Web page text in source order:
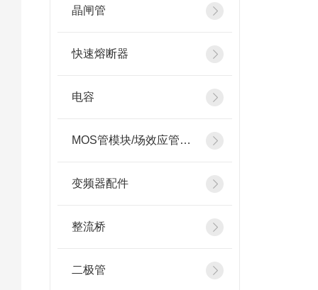
晶闸管
快速熔断器
电容
MOS管模块/场效应管模块
变频器配件
整流桥
二极管